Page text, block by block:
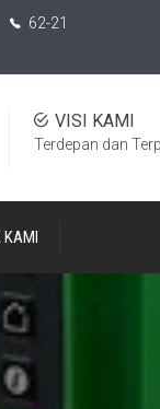
62-21
VISI KAMI
Terdepan dan
KAMI